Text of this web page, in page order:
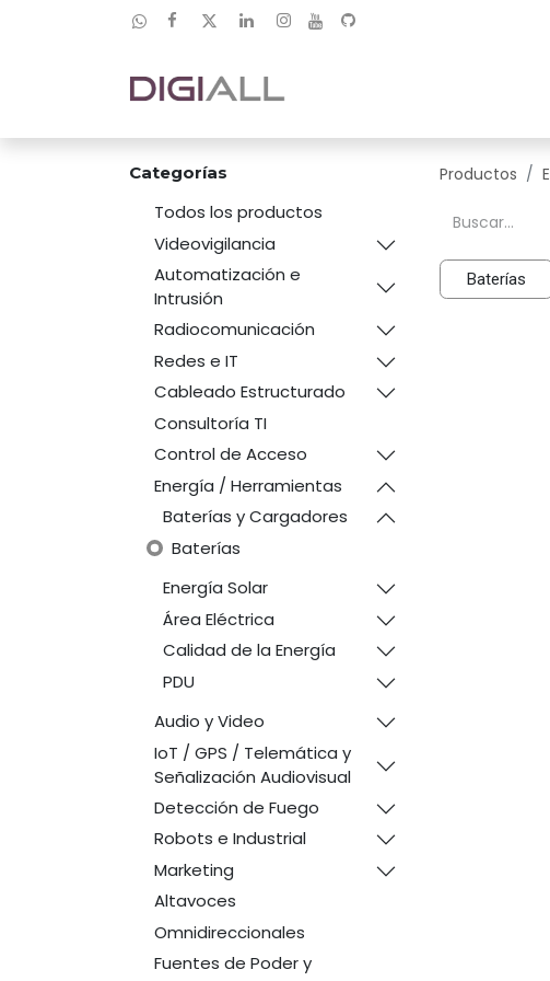
Categorías
Todos los productos
Videovigilancia
Automatización e
Intrusión
Radiocomunicación
Redes e IT
Cableado Estructurado
Consultoría TI
Control de Acceso
Energía / Herramientas
Baterías y Cargadores
Baterías
Energía Solar
Área Eléctrica
Calidad de la Energía
PDU
Audio y Video
IoT / GPS / Telemática y
Señalización Audiovisual
Detección de Fuego
Robots e Industrial
Marketing
Altavoces
Omnidireccionales
Fuentes de Poder y
Productos
Baterías